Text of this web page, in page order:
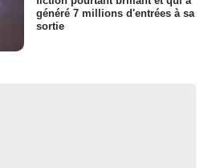
généré 7 millions d'entrées à sa
sortie